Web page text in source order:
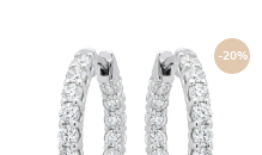
-20%